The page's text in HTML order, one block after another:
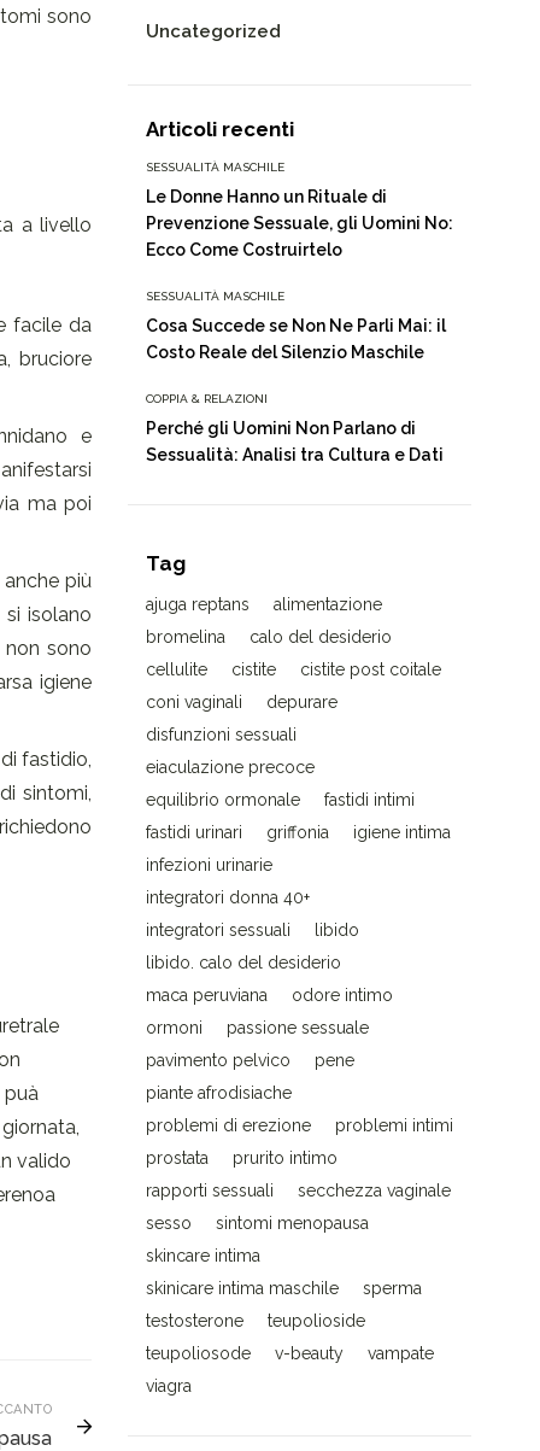
sono
a livello
facile da
bruciore
e
ma poi
più
isolano
sono
igiene
fastidio,
sintomi,
puà
valido
Uncategorized
Articoli recenti
SESSUALITÀ MASCHILE
Le Donne Hanno un Rituale di
Prevenzione Sessuale, gli Uomini No:
Ecco Come Costruirtelo
SESSUALITÀ MASCHILE
Cosa Succede se Non Ne Parli Mai: il
Costo Reale del Silenzio Maschile
COPPIA & RELAZIONI
Perché gli Uomini Non Parlano di
Sessualità: Analisi tra Cultura e Dati
Tag
ajuga reptans
alimentazione
bromelina
calo del desiderio
cellulite
cistite
cistite post coitale
coni vaginali
depurare
disfunzioni sessuali
eiaculazione precoce
equilibrio ormonale
fastidi intimi
fastidi urinari
griffonia
igiene intima
infezioni urinarie
integratori donna 40+
integratori sessuali
libido
libido. calo del desiderio
maca peruviana
odore intimo
ormoni
passione sessuale
pavimento pelvico
pene
piante afrodisiache
problemi di erezione
problemi intimi
prostata
prurito intimo
rapporti sessuali
secchezza vaginale
sesso
sintomi menopausa
skincare intima
skinicare intima maschile
sperma
testosterone
teupolioside
teupoliosode
v-beauty
vampate
viagra